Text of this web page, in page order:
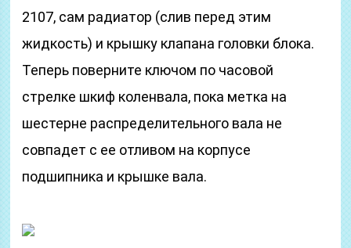
2107, сам радиатор (слив перед этим
жидкость) и крышку клапана головки блока.
Теперь поверните ключом по часовой
стрелке шкиф коленвала, пока метка на
шестерне распределительного вала не
совпадет с ее отливом на корпусе
подшипника и крышке вала.